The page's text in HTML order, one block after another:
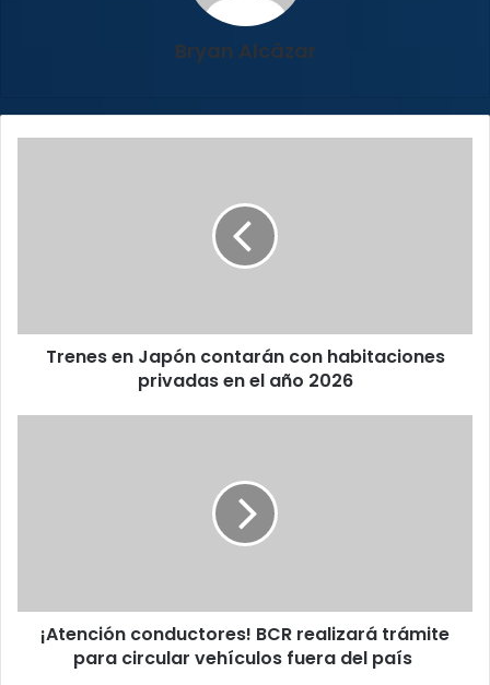
Bryan Alcázar
el
Trenes en Japón contarán con habitaciones
privadas en el año 2026
fuera
¡Atención conductores! BCR realizará trámite
para circular vehículos fuera del país